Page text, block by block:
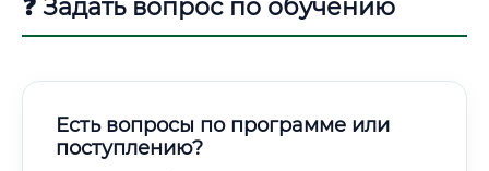
❓ Задать вопрос по обучению
Есть вопросы по программе или
поступлению?